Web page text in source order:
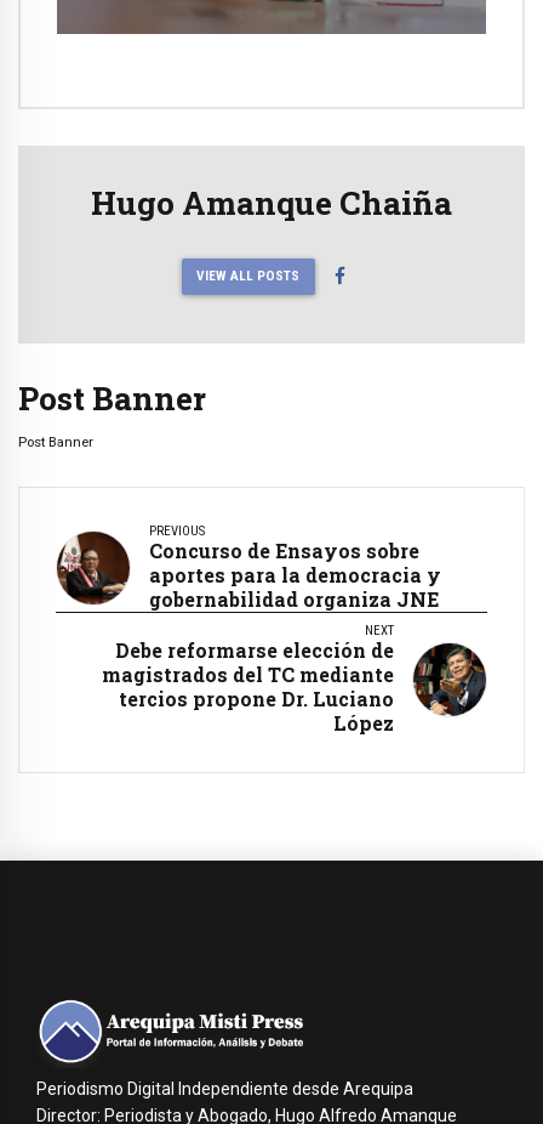
Hugo Amanque Chaiña
VIEW ALL POSTS
Post Banner
Post Banner
PREVIOUS
Concurso de Ensayos sobre
aportes para la democracia y
gobernabilidad organiza JNE
NEXT
Debe reformarse elección de
magistrados del TC mediante
tercios propone Dr. Luciano
López
Periodismo Digital Independiente desde Arequipa
Director: Periodista y Abogado, Hugo Alfredo Amanque